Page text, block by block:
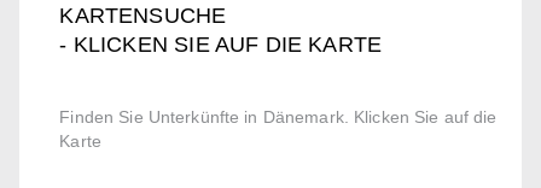
KARTENSUCHE
- KLICKEN SIE AUF DIE KARTE
Finden Sie Unterkünfte in Dänemark. Klicken Sie auf die
Karte